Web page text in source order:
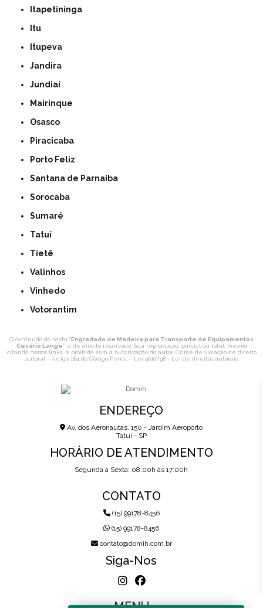
Itapetininga
Itu
Itupeva
Jandira
Jundiaí
Mairinque
Osasco
Piracicaba
Porto Feliz
Santana de Parnaíba
Sorocaba
Sumaré
Tatuí
Tietê
Valinhos
Vinhedo
Votorantim
O conteúdo do texto "Engradado de Madeira para Transporte de Equipamentos
Cesário Lange" é de direito reservado. Sua reprodução, parcial ou total, mesmo
citando nossos links, é proibida sem a autorização do autor. Crime de violação de direito
autoral – artigo 184 do Código Penal – Lei 9610/98 - Lei de direitos autorais.
ENDEREÇO
Av. dos Aeronautas, 150 - Jardim Aeroporto
Tatuí - SP
HORÁRIO DE ATENDIMENTO
Segunda a Sexta: 08:00h às 17:00h
CONTATO
(15) 99178-8456
(15) 99178-8456
contato@domih.com.br
Siga-Nos